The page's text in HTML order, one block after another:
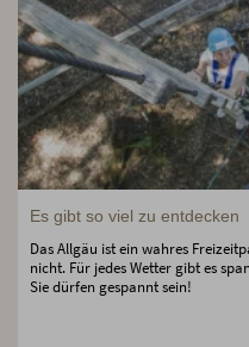
Es gibt so viel zu entdecken
Das Allgäu ist ein wahres
nicht. Für jedes Wetter gibt es
Sie dürfen gespannt sein!